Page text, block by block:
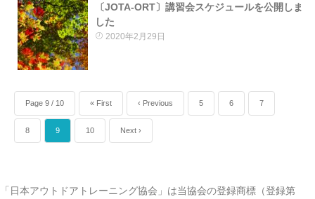
〔JOTA-ORT〕講習会スケジュールを公開しま
した
2020年2月29日
Page 9 / 10 « First ‹ Previous 5 6 7
8 9 10 Next ›
「日本アウトドアトレーニング協会」は当協会の登録商標（登録第